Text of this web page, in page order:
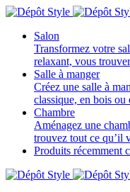
Salon
Transformez votre
relaxant, vous
Salle à manger
Créez une salle à
classique, en bois ou
Chambre
Aménagez une
trouvez tout ce qu’il
Produits récemment